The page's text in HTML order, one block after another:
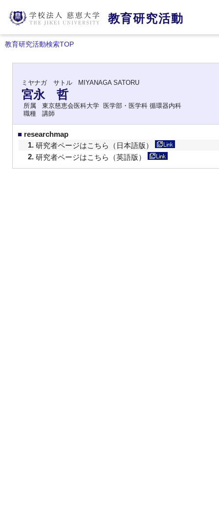
教育研究活動
教育研究活動検索TOP
ミヤナガ サトル MIYANAGA SATORU
宮永 哲
所属
東京慈恵会医科大学 医学部・医学科 循環器内科
職種
講師
■ researchmap
1. 研究者ページはこちら（日本語版）
2. 研究者ページはこちら（英語版）